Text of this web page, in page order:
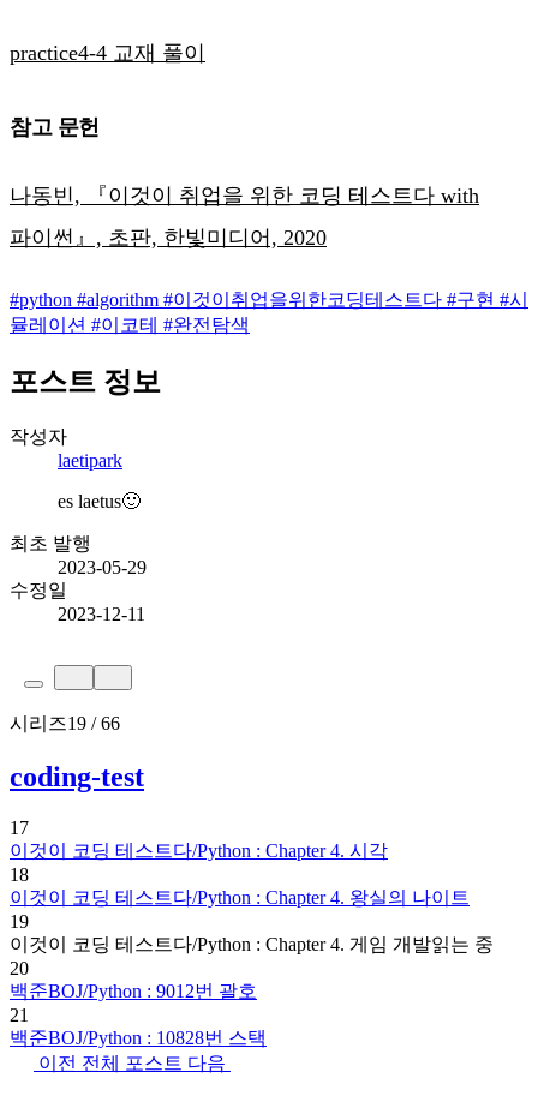
practice4-4 교재 풀이
참고 문헌
나동빈, 『이것이 취업을 위한 코딩 테스트다 with
파이썬』, 초판, 한빛미디어, 2020
#python #algorithm #이것이취업을위한코딩테스트다 #구현 #시
뮬레이션 #이코테 #완전탐색
포스트 정보
작성자
laetipark
es laetus🙂
최초 발행
2023-05-29
수정일
2023-12-11
시리즈19 / 66
coding-test
17
이것이 코딩 테스트다/Python : Chapter 4. 시각
18
이것이 코딩 테스트다/Python : Chapter 4. 왕실의 나이트
19
이것이 코딩 테스트다/Python : Chapter 4. 게임 개발읽는 중
20
백준BOJ/Python : 9012번 괄호
21
백준BOJ/Python : 10828번 스택
이전 전체 포스트 다음